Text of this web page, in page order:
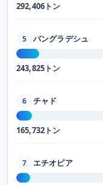
292,406トン
5 バングラデシュ
243,825トン
6 チャド
165,732トン
7 エチオピア